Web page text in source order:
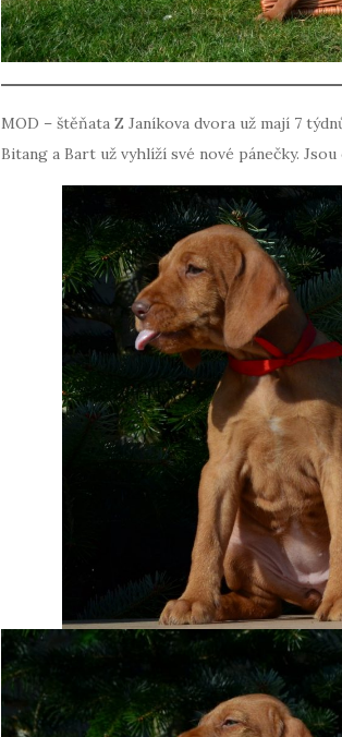
MOD – štěňata Z Janíkova dvora už mají 7
Bitang a Bart už vyhlíží své nové pánečky.